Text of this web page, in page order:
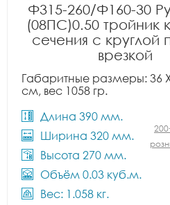
Ф315-260/Ф160-30
(08ПС)0.50 тройник
сечения с круглой
врезкой
Габаритные размеры: 36
см, вес 1058 гр.
Длина 390 мм.
Ширина 320 мм.
Высота 270 мм.
Объём 0.03 куб.м.
Вес: 1.058 кг.